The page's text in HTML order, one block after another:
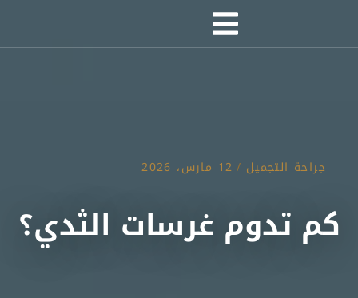
جراحة التجميل / 12 مارس، 2026
كم تدوم غرسات الثدي؟